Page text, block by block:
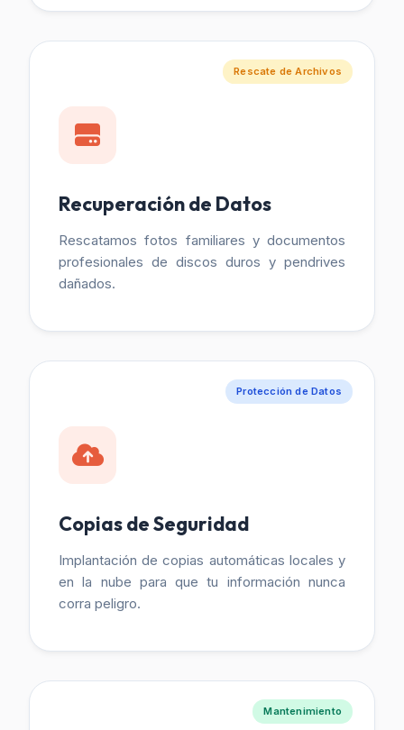
Rescate de Archivos
Recuperación de Datos
Rescatamos fotos familiares y documentos
profesionales de discos duros y pendrives
dañados.
Protección de Datos
Copias de Seguridad
Implantación de copias automáticas locales y
en la nube para que tu información nunca
corra peligro.
Mantenimiento